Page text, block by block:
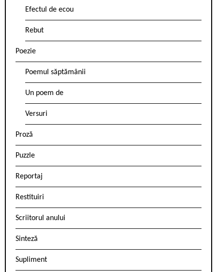
Efectul de ecou
Rebut
Poezie
Poemul săptămânii
Un poem de
Versuri
Proză
Puzzle
Reportaj
Restituiri
Scriitorul anului
Sinteză
Supliment